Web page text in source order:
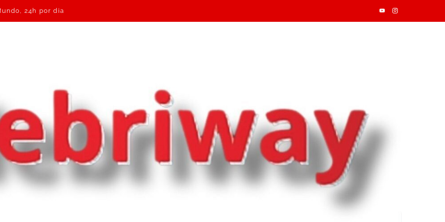
24h por dia